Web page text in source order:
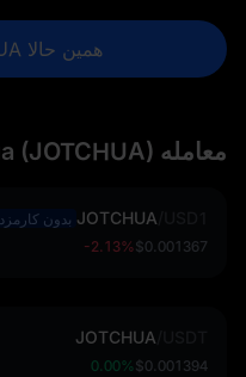
همین حالا JOTCHUA را بخرید!
معامله Jotchua (JOTCHUA)
JOTCHUA بدون کارمزد
$0.001367
-2.13%
JOTCHUA
$0.001394
0.00%